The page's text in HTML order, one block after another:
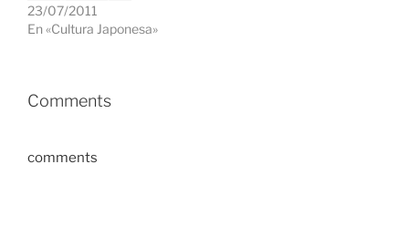
23/07/2011
En «Cultura Japonesa»
Comments
comments